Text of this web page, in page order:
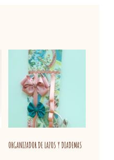
ORGANIZADOR DE LAZOS Y DIADEMAS